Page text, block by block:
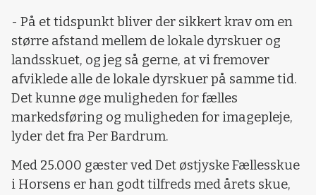
- På et tidspunkt bliver der sikkert krav om en
større afstand mellem de lokale dyrskuer og
landsskuet, og jeg så gerne, at vi fremover
afviklede alle de lokale dyrskuer på samme tid.
Det kunne øge muligheden for fælles
markedsføring og muligheden for imagepleje,
lyder det fra Per Bardrum.
Med 25.000 gæster ved Det østjyske Fællesskue
i Horsens er han godt tilfreds med årets skue,